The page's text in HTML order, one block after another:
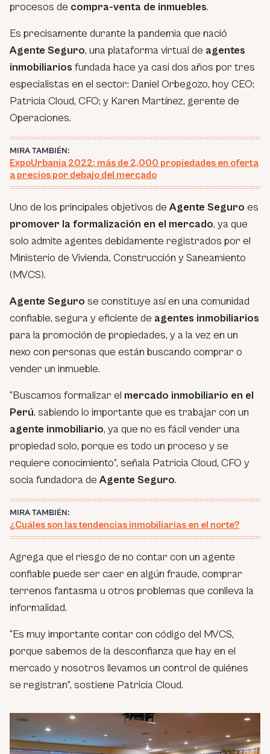
procesos de compra-venta de inmuebles.
Es precisamente durante la pandemia que nació
Agente Seguro, una plataforma virtual de agentes
inmobiliarios fundada hace ya casi dos años por tres
especialistas en el sector: Daniel Orbegozo, hoy CEO;
Patricia Cloud, CFO; y Karen Martínez, gerente de
Operaciones.
MIRA TAMBIÉN:
ExpoUrbania 2022: más de 2,000 propiedades en oferta
a precios por debajo del mercado
Uno de los principales objetivos deAgente Seguro es
promover la formalización en el mercado, ya que
solo admite agentes debidamente registrados por el
Ministerio de Vivienda, Construcción y Saneamiento
(MVCS).
Agente Seguro se constituye así en una comunidad
confiable, segura y eficiente de agentes inmobiliarios
para la promoción de propiedades, y a la vez en un
nexo con personas que están buscando comprar o
vender un inmueble.
“Buscamos formalizar el mercado inmobiliario en el
Perú, sabiendo lo importante que es trabajar con un
agente inmobiliario, ya que no es fácil vender una
propiedad solo, porque es todo un proceso y se
requiere conocimiento”, señala Patricia Cloud, CFO y
socia fundadora deAgente Seguro.
MIRA TAMBIÉN:
¿Cuáles son las tendencias inmobiliarias en el norte?
Agrega que el riesgo de no contar con un agente
confiable puede ser caer en algún fraude, comprar
terrenos fantasma u otros problemas que conlleva la
informalidad.
“Es muy importante contar con código del MVCS,
porque sabemos de la desconfianza que hay en el
mercado y nosotros llevamos un control de quiénes
se registran”, sostiene Patricia Cloud.